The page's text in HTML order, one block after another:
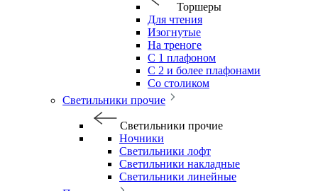
Торшеры
Для чтения
Изогнутые
На треноге
С 1 плафоном
С 2 и более плафонами
Со столиком
Светильники прочие
Светильники прочие
Ночники
Светильники лофт
Светильники накладные
Светильники линейные